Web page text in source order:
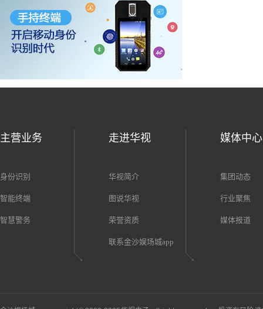
主营业务
身份识别
智能终端
智慧警务
走进华视
华视简介
图说华视
荣誉资质
联系金沙娱场城app
媒体中心
集团动态
行业聚焦
媒体报道